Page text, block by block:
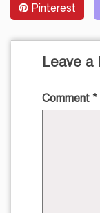
Pinterest
Leave a
Comment *